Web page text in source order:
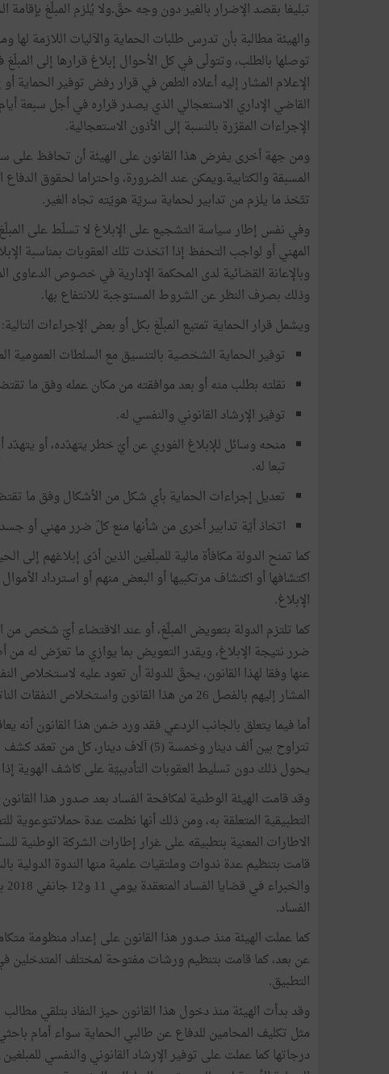
تبليغا بقصد الإضرار بالغير دون وجه حقّ.ولا يُلزم المبلّغ بإقامة
والهيئة مطالبة بأن تدرس طلبات الحماية والآليات اللازمة
الإعلام المشار إليه أعلاه الطعن في قرار رفض توفير الحماية
القاضي الإداري الاستعجالي الذي يصدر قراره في أجل سبعة
الإجراءات المقرّرة بالنسبة إلى الأذون الاستعجالية.
ومن جهة أخرى يفرض هذا القانون على الهيئة أن تحافظ على
المسبقة والكتابية.ويمكن عند الضرورة، واحتراما لحقوق
تتّخذ ما يلزم من تدابير لحماية سريّة هويّته تجاه الغير.
وفي نفس إطار سياسة التشجيع على الإبلاغ لا تسلّط على
المهني أو لواجب التحفظ إذا اتخذت تلك العقوبات بمناسبة
وبالإعانة القضائية لدى المحكمة الإدارية في خصوص الدعاوى
وذلك بصرف النظر عن الشروط المستوجبة للانتفاع بها.
ويشمل قرار الحماية تمتيع المبلّغ بكل أو بعض الإجراءات التالية:
توفير الحماية الشخصية بالتنسيق مع السلطات العمومية
نقلته بطلب منه أو بعد موافقته من مكان عمله وفق ما
توفير الإرشاد القانوني والنفسي له.
منحه وسائل للإبلاغ الفوري عن أيّ خطر يتهدّده، أو
تبعا له.
تعديل إجراءات الحماية بأي شكل من الأشكال وفق ما
اتخاذ أيّة تدابير أخرى من شأنها منع كلّ ضرر مهني أو
كما تمنح الدولة مكافأة مالية للمبلّغين الذين أدّى إبلاغهم إلى
اكتشافها أو اكتشاف مرتكبيها أو البعض منهم أو استرداد الأموال
الإبلاغ.
ضرر نتيجة الإبلاغ، ويقدر التعويض بما يوازي ما تعرّض له من
عنها وفقا لهذا القانون، يحقّ للدولة أن تعود عليه
المشار إليهم بالفصل 26 من هذا القانون واستخلاص النفقات الناتجة عن التعويض واستخلاص قيمة المكافأة المالية.
تتراوح بين ألف دينار وخمسة (5) آلاف
يحول ذلك دون تسليط العقوبات التأديبيّة على كاشف الهوية
وقد قامت الهيئة الوطنية لمكافحة الفساد بعد صدور هذا
التطبيقية المتعلقة به، ومن ذلك أنها نظمت عدة حملاتتوعوية
الاطارات المعنية بتطبيقه على غرار إطارات الشركة الوطنية
قامت بتنظيم عدة ندوات وملتقيات علمية منها الندوة الدولية
الفساد.
كما عملت الهيئة منذ صدور هذا القانون على إعداد منظومة
عن بعد، كما قامت بتنظيم ورشات مفتوحة لمختلف المتدخلين
التطبيق.
وقد بدأت الهيئة منذ دخول هذا القانون حيز النفاذ بتلقي
مثل تكليف المحامين للدفاع عن طالبي الحماية سواء أمام
درجاتها كما عملت على توفير الإرشاد القانوني والنفسي